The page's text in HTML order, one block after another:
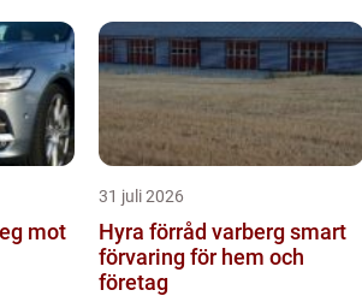
mot
31 juli 2026
Hyra förråd varberg smart
förvaring för hem och
företag